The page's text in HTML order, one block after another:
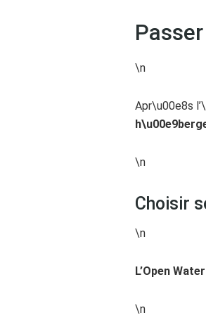
\n
Apr\u00e8s
\n
Choisir
\n
L’Open
\n